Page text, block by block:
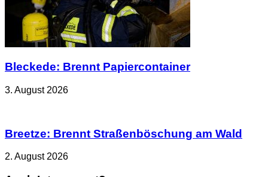
Bleckede: Brennt Papiercontainer
3. August 2026
Breetze: Brennt Straßenböschung am Wald
2. August 2026